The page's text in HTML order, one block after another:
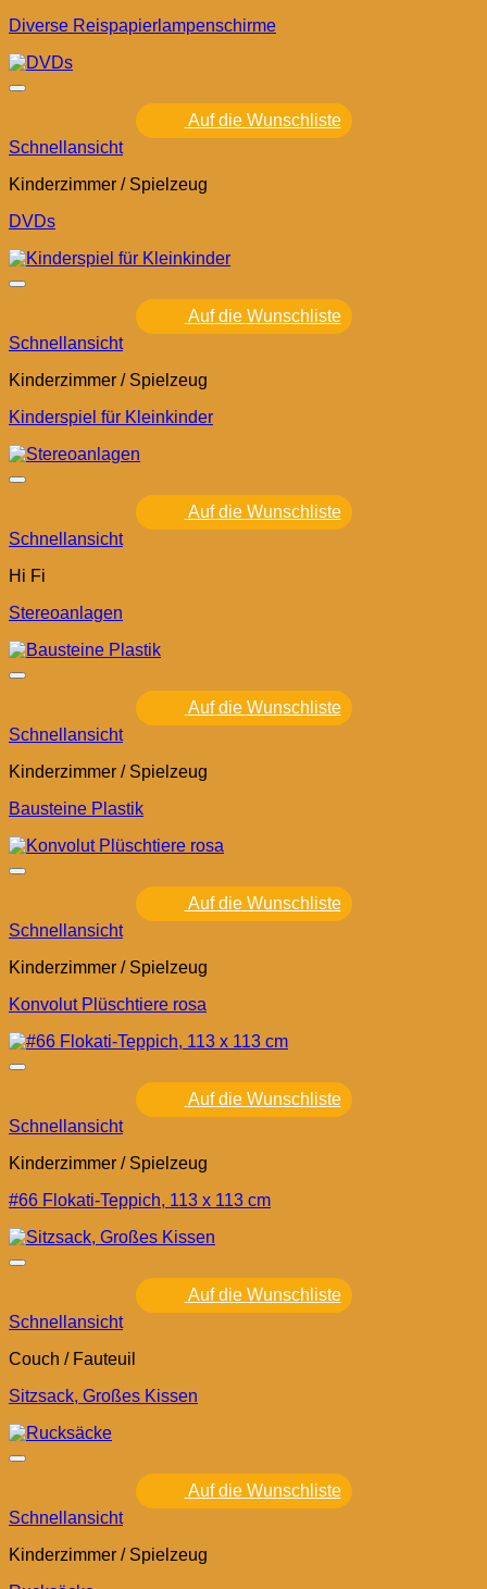
Diverse Reispapierlampenschirme
Auf die Wunschliste
Schnellansicht
Kinderzimmer / Spielzeug
DVDs
Auf die Wunschliste
Schnellansicht
Kinderzimmer / Spielzeug
Kinderspiel für Kleinkinder
Auf die Wunschliste
Schnellansicht
Hi Fi
Stereoanlagen
Auf die Wunschliste
Schnellansicht
Kinderzimmer / Spielzeug
Bausteine Plastik
Auf die Wunschliste
Schnellansicht
Kinderzimmer / Spielzeug
Konvolut Plüschtiere rosa
Auf die Wunschliste
Schnellansicht
Kinderzimmer / Spielzeug
#66 Flokati-Teppich, 113 x 113 cm
Auf die Wunschliste
Schnellansicht
Couch / Fauteuil
Sitzsack, Großes Kissen
Auf die Wunschliste
Schnellansicht
Kinderzimmer / Spielzeug